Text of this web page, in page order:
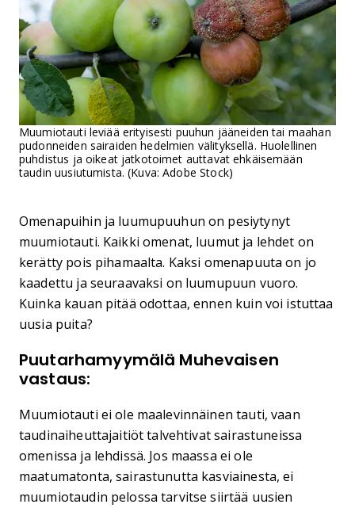
Muumiotauti leviää erityisesti puuhun jääneiden tai maahan
pudonneiden sairaiden hedelmien välityksellä. Huolellinen
puhdistus ja oikeat jatkotoimet auttavat ehkäisemään
taudin uusiutumista. (Kuva: Adobe Stock)
Omenapuihin ja luumupuuhun on pesiytynyt
muumiotauti. Kaikki omenat, luumut ja lehdet on
kerätty pois pihamaalta. Kaksi omenapuuta on jo
kaadettu ja seuraavaksi on luumupuun vuoro.
Kuinka kauan pitää odottaa, ennen kuin voi istuttaa
uusia puita?
Puutarhamyymälä Muhevaisen
vastaus:
Muumiotauti ei ole maalevinnäinen tauti, vaan
taudinaiheuttajaitiöt talvehtivat sairastuneissa
omenissa ja lehdissä. Jos maassa ei ole
maatumatonta, sairastunutta kasviainesta, ei
muumiotaudin pelossa tarvitse siirtää uusien